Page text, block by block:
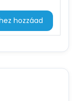
hozzáad